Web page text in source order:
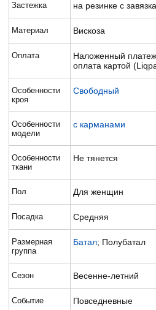
Застежка на резинке с
Материал Вискоза
Оплата
Наложенный
оплата картой
Особенности
кроя
Свободный
Особенности
модели
с карманами
Особенности
ткани
Не тянется
Пол Для женщин
Посадка Средняя
Размерная
группа
Батал; Полубатал
Сезон Весенне-летний
Событие Повседневные